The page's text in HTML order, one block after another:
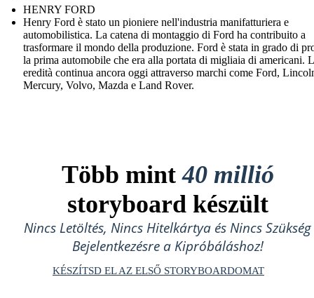
HENRY FORD
Henry Ford è stato un pioniere nell'industria manifatturiera e
automobilistica. La catena di montaggio di Ford ha contribuito a
trasformare il mondo della produzione. Ford è stata in grado di
la prima automobile che era alla portata di migliaia di americani.
eredità continua ancora oggi attraverso marchi come Ford,
Mercury, Volvo, Mazda e Land Rover.
Több mint40 millió
storyboard készült
Nincs Letöltés, Nincs Hitelkártya és Nincs Szükség
Bejelentkezésre a Kipróbáláshoz!
KÉSZÍTSD EL AZ ELSŐ STORYBOARDOMAT